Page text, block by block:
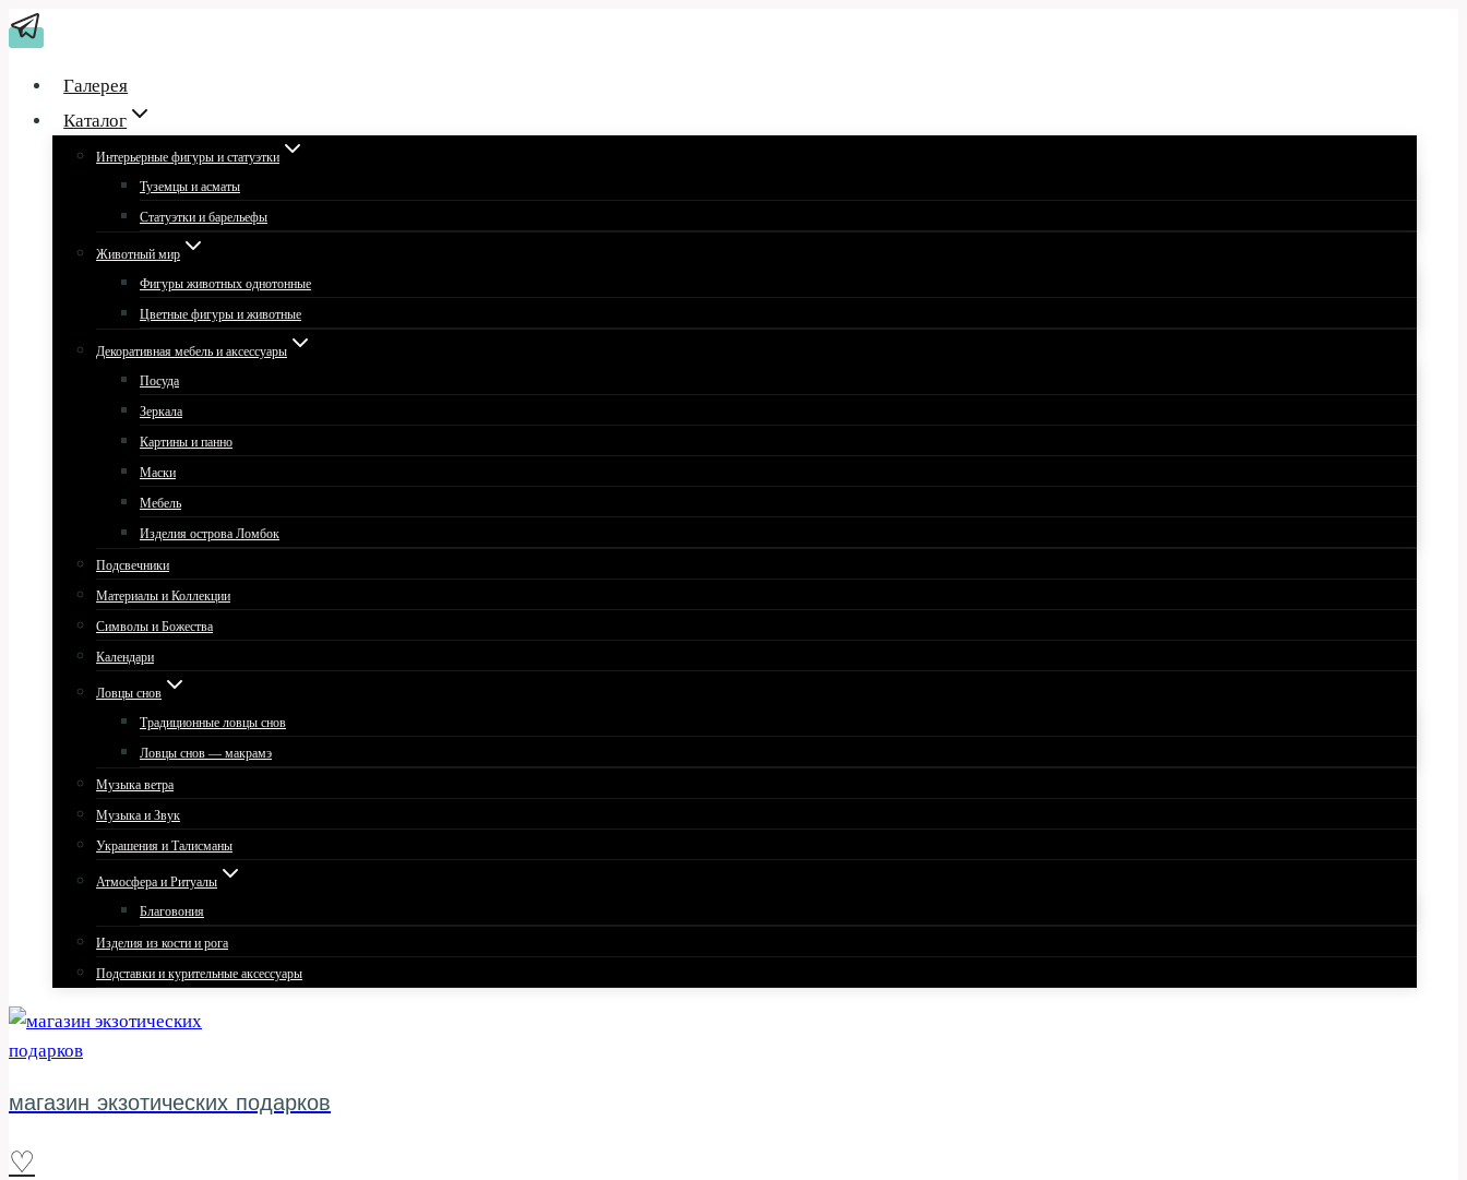
Перейти
к
содержимому
Галерея
Каталог
Интерьерные фигуры и статуэтки
Туземцы и асматы
Статуэтки и барельефы
Животный мир
Фигуры животных однотонные
Цветные фигуры и животные
Декоративная мебель и аксессуары
Посуда
Зеркала
Картины и панно
Маски
Мебель
Изделия острова Ломбок
Подсвечники
Материалы и Коллекции
Символы и Божества
Календари
Ловцы снов
Традиционные ловцы снов
Ловцы снов — макрамэ
Музыка ветра
Музыка и Звук
Украшения и Талисманы
Атмосфера и Ритуалы
Благовония
Изделия из кости и рога
Подставки и курительные аксессуары
магазин экзотических подарков
♡